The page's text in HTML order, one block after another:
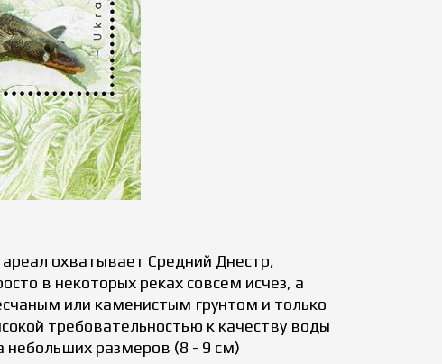
охватывает Средний Днестр,
в некоторых реках совсем исчез, а
или каменистым грунтом и только
требовательностью к качеству воды
размеров (8 - 9 см)